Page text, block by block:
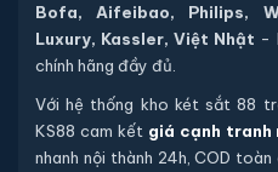
Cách 2 : Quý khách
viên chúng tôi qua zalo
sẽ tư vấn các mẫu loại
quý khách hàng sau đó
như quy trình tiếp theo.
Bofa, Aifeibao, Philips,
Luxury, Kassler, Việt Nhật -
chính hãng đầy đủ.
Với hệ thống kho két sắt 88
KS88 cam kết giá cạnh
nhanh nội thành 24h, COD